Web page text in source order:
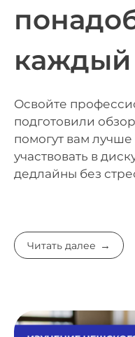
каждый
Освойте
подготовили
помогут вам
участвовать в
дедлайны без
Читать далее